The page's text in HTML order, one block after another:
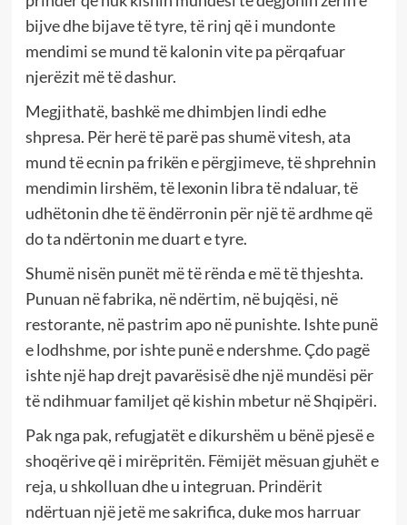
bijve dhe bijave të tyre, të rinj që i mundonte
mendimi se mund të kalonin vite pa përqafuar
njerëzit më të dashur.
Megjithatë, bashkë me dhimbjen lindi edhe
shpresa. Për herë të parë pas shumë vitesh, ata
mund të ecnin pa frikën e përgjimeve, të shprehnin
mendimin lirshëm, të lexonin libra të ndaluar, të
udhëtonin dhe të ëndërronin për një të ardhme që
do ta ndërtonin me duart e tyre.
Shumë nisën punët më të rënda e më të thjeshta.
Punuan në fabrika, në ndërtim, në bujqësi, në
restorante, në pastrim apo në punishte. Ishte punë
e lodhshme, por ishte punë e ndershme. Çdo pagë
ishte një hap drejt pavarësisë dhe një mundësi për
të ndihmuar familjet që kishin mbetur në Shqipëri.
Pak nga pak, refugjatët e dikurshëm u bënë pjesë e
shoqërive që i mirëpritën. Fëmijët mësuan gjuhët e
reja, u shkolluan dhe u integruan. Prindërit
ndërtuan një jetë me sakrifica, duke mos harruar